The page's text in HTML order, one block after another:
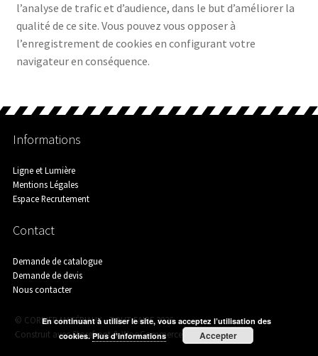
Menuiserie Et Aménagement
Nos Agences
l’analyse de trafic et d’audience, dans le but d’améliorer la
qualité de ce site. Vous pouvez vous opposer à
l’enregistrement de cookies en configurant votre
navigateur en conséquence.
Informations
Ligne et Lumière
Mentions Légales
Espace Recrutement
Contact
Demande de catalogue
Demande de devis
Nous contacter
© CORBIER MATÉRIAUX - TOUT FAIRE 2026
Construit avec Storefront & WooCommerce.
En continuant à utiliser le site, vous acceptez l’utilisation des
cookies.Plus d’informations Accepter